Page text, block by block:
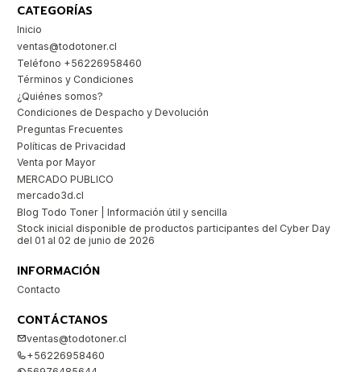
CATEGORÍAS
Inicio
ventas@todotoner.cl
Teléfono +56226958460
Términos y Condiciones
¿Quiénes somos?
Condiciones de Despacho y Devolución
Preguntas Frecuentes
Políticas de Privacidad
Venta por Mayor
MERCADO PUBLICO
mercado3d.cl
Blog Todo Toner | Información útil y sencilla
Stock inicial disponible de productos participantes del Cyber Day
del 01 al 02 de junio de 2026
INFORMACIÓN
Contacto
CONTÁCTANOS
ventas@todotoner.cl
+56226958460